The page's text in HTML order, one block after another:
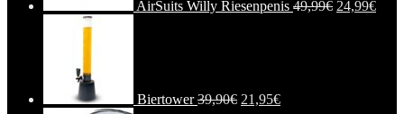
AirSuits Willy Riesenpenis 49,99€ 24,99€
Biertower 39,90€ 21,95€